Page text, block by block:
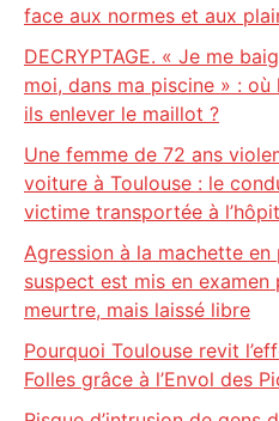
face aux normes et aux
DECRYPTAGE. « Je me
moi, dans ma piscine » :
ils enlever le maillot ?
Une femme de 72 ans
voiture à Toulouse : le
victime transportée à
Agression à la machette en
suspect est mis en
meurtre, mais laissé libre
Pourquoi Toulouse revit
Folles grâce à l’Envol des